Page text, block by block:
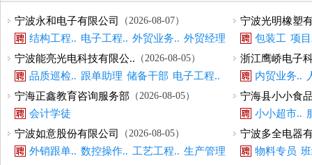
宁波永和电子有限公司 （2026-08-07）
结构工程.. 电子工程.. 外贸业务.. 外贸经理
宁波光明橡塑
包装工 项
宁波能亮光电科技有限公.. （2026-08-05）
品质巡检.. 跟单助理 储备干部 电子工程..
浙江鹰峤电子
内贸业务..
宁海正鑫教育咨询服务部 （2026-08-05）
会计学徒
宁海县小小食
小小超市..
宁波如意股份有限公司
（2026-08-05）
外销跟单.. 数控操作.. 工艺工程.. 生产管理
宁波多全电器
物料专员